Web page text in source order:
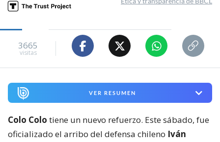
3665
visitas
VER RESUMEN
Colo Colo tiene un nuevo refuerzo. Este sábado, fue
oficializado el arribo del defensa chileno Iván